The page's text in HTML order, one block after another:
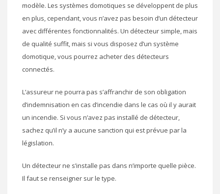
modèle. Les systèmes domotiques se développent de plus
en plus, cependant, vous n’avez pas besoin d’un détecteur
avec différentes fonctionnalités. Un détecteur simple, mais
de qualité suffit, mais si vous disposez d’un système
domotique, vous pourrez acheter des détecteurs
connectés.
L’assureur ne pourra pas s’affranchir de son obligation
d’indemnisation en cas d’incendie dans le cas où il y aurait
un incendie. Si vous n’avez pas installé de détecteur,
sachez qu’il n’y a aucune sanction qui est prévue par la
législation.
Un détecteur ne s’installe pas dans n’importe quelle pièce.
Il faut se renseigner sur le type.